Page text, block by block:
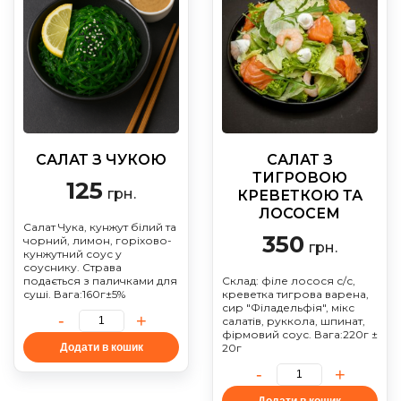
САЛАТ З ЧУКОЮ
125 грн.
Салат Чука, кунжут білий та
чорний, лимон, горіхово-
кунжутний соус у
соуснику. Страва
подається з паличками для
суші. Вага:160г±5%
Додати в кошик
САЛАТ З
ТИГРОВОЮ
КРЕВЕТКОЮ ТА
ЛОСОСЕМ
350 грн.
Склад: філе лосося с/с,
креветка тигрова варена,
сир "Філадельфія", мікс
салатів, руккола, шпинат,
фірмовий соус. Вага:220г ±
20г